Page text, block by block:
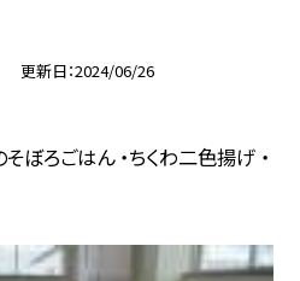
更新日 2024/06/26
そぼろごはん ・ちくわ二色揚げ ・